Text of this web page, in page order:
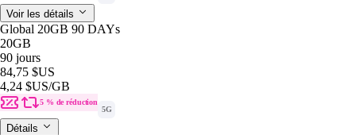
Voir les détails
Global 20GB 90 DAYs
20GB
90 jours
84,75 $US
4,24 $US/GB
5 % de réduction
5G
Détails